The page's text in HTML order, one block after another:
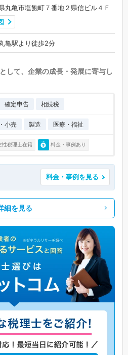
丸亀市塩飽町７番地２県信ビル４Ｆ
亀駅より徒歩2分
して、企業の成長・発展に寄与し
確定申告 相続税
小売 製造 医療・福祉
性税理士在籍 料金・事例あり
料金・事例を見る
細を見る